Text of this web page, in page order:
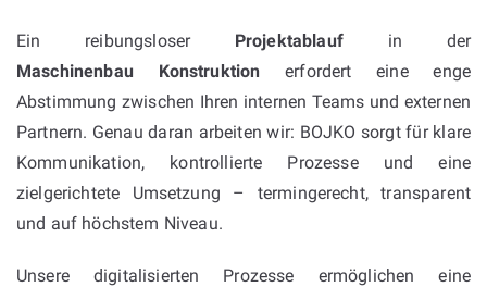
Ein reibungsloser Projektablaufin der
Maschinenbau Konstruktion erfordert eine enge
Abstimmung zwischen Ihren internen Teams und externen
Partnern. Genau daran arbeiten wir: BOJKO sorgt für klare
Kommunikation, kontrollierte Prozesse und eine
zielgerichtete Umsetzung – termingerecht, transparent
und auf höchstem Niveau.
Unsere digitalisierten Prozesse ermöglichen eine